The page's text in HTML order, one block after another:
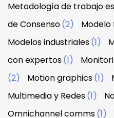
Metodología de trabajo
de Consenso(2)
Modelos industriales(1)
con expertos(1)
(2)
Motion graphics(1)
Multimedia y Redes(1)
Omnichannel comms(1)